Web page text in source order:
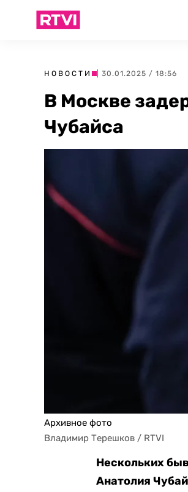
НОВОСТИ | 30.01.2025 / 18:56
В Москве
Чубайса
Архивное фото
Владимир Терешков / RTVI
Нескольких
Анатолия